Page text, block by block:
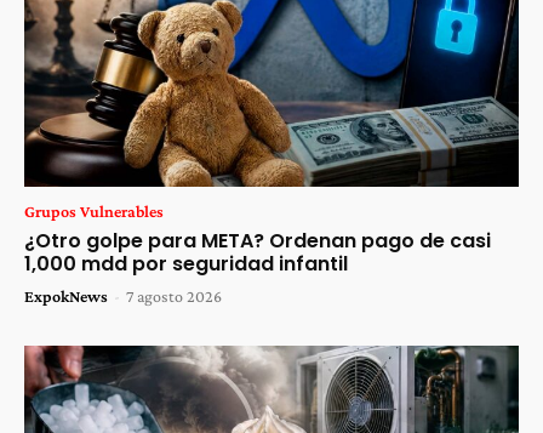
Grupos Vulnerables
¿Otro golpe para META? Ordenan pago de casi
1,000 mdd por seguridad infantil
ExpokNews - 7 agosto 2026